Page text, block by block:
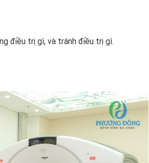
điều trị gì, và tránh điều trị gì.